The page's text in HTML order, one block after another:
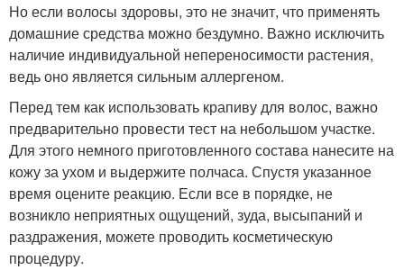
Но если волосы здоровы, это не значит, что применять
домашние средства можно бездумно. Важно исключить
наличие индивидуальной непереносимости растения,
ведь оно является сильным аллергеном.
Перед тем как использовать крапиву для волос, важно
предварительно провести тест на небольшом участке.
Для этого немного приготовленного состава нанесите на
кожу за ухом и выдержите полчаса. Спустя указанное
время оцените реакцию. Если все в порядке, не
возникло неприятных ощущений, зуда, высыпаний и
раздражения, можете проводить косметическую
процедуру.